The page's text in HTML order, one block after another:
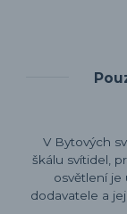
V Bytových
škálu svítidel,
osvětlení je
dodavatele a